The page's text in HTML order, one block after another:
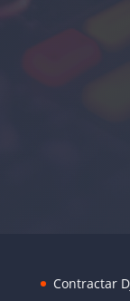
Contractar